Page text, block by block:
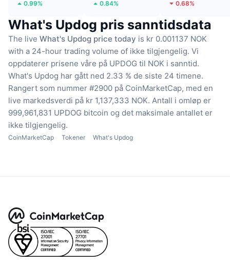
0.99% 0.84% 0.68%
What's Updog pris sanntidsdata
The live What's Updog price today is kr 0.001137 NOK
with a 24-hour trading volume of ikke tilgjengelig. Vi
oppdaterer prisene våre på UPDOG til NOK i sanntid.
What's Updog har gått ned 2.33 % de siste 24 timene.
Rangert som nummer #2900 på CoinMarketCap, med en
live markedsverdi på kr 1,137,333 NOK. Antall i omløp er
999,961,831 UPDOG bitcoin og det maksimale antallet er
ikke tilgjengelig.
CoinMarketCap Tokener What's Updog